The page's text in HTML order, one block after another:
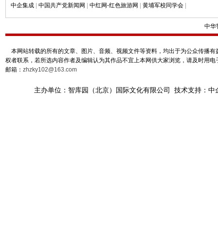
中企集成 | 中国共产党新闻网 | 中红网-红色旅游网 | 黄埔军校同学会 |
中华
本网站转载的所有的文章、图片、音频、视频文件等资料，均出于为公众传播
权者联系，若所选内容作者及编辑认为其作品不宜上本网供大家浏览，请及时用
邮箱： zhzky102@163.com
主办单位：智库园（北京）国际文化有限公司 技术支持：